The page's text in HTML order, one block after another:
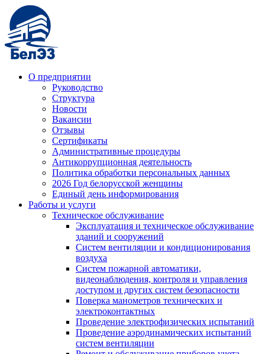
О предприятии
Руководство
Структура
Новости
Вакансии
Отзывы
Сертификаты
Административные процедуры
Антикоррупционная деятельность
Политика обработки персональных данных
2026 Год белорусской женщины
Единый день информирования
Работы и услуги
Техническое обслуживание
Эксплуатация и техническое обслуживание
зданий и сооружений
Систем вентиляции и кондиционирования
воздуха
Систем пожарной автоматики,
видеонаблюдения, контроля и управления
доступом и других систем безопасности
Поверка манометров технических и
электроконтактных
Проведение электрофизических испытаний
Проведение аэродинамических испытаний
систем вентиляции